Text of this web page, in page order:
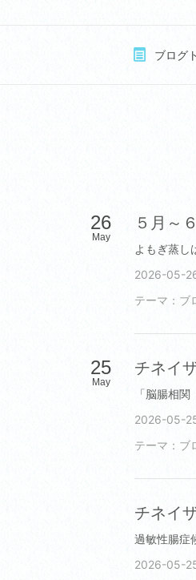
ブログ
26
May
５月～
2026-05-
テーマ： ブ
25
May
チネイ
2026-05-
テーマ： ブ
チネイ
2026-05-